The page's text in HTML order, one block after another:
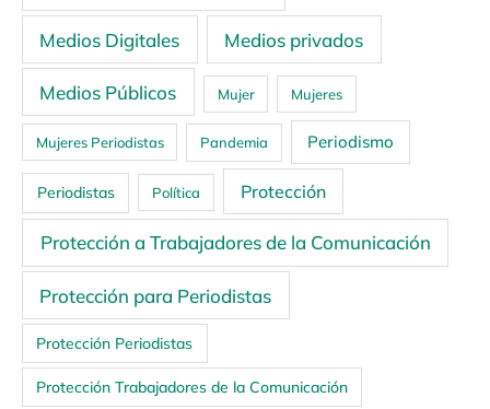
Medios Digitales Medios privados
Medios Públicos Mujer Mujeres
Mujeres Periodistas Pandemia Periodismo
Periodistas Política Protección
Protección a Trabajadores de la Comunicación
Protección para Periodistas
Protección Periodistas
Protección Trabajadores de la Comunicación